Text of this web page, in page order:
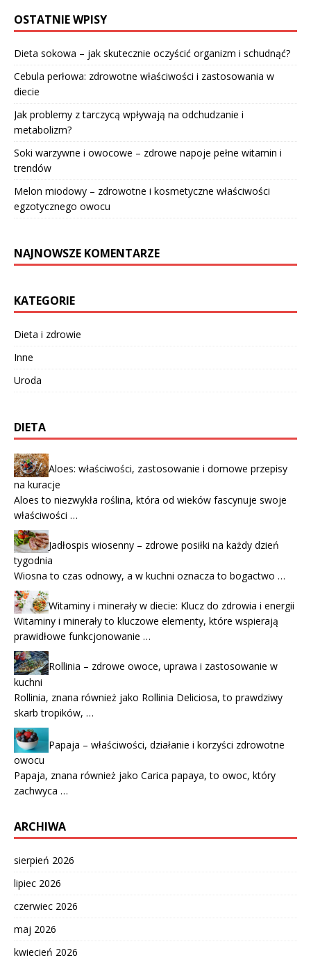
OSTATNIE WPISY
Dieta sokowa – jak skutecznie oczyścić organizm i schudnąć?
Cebula perłowa: zdrowotne właściwości i zastosowania w
diecie
Jak problemy z tarczycą wpływają na odchudzanie i
metabolizm?
Soki warzywne i owocowe – zdrowe napoje pełne witamin i
trendów
Melon miodowy – zdrowotne i kosmetyczne właściwości
egzotycznego owocu
NAJNOWSZE KOMENTARZE
KATEGORIE
Dieta i zdrowie
Inne
Uroda
DIETA
Aloes: właściwości, zastosowanie i domowe przepisy
na kuracje
Aloes to niezwykła roślina, która od wieków fascynuje swoje
właściwości …
Jadłospis wiosenny – zdrowe posiłki na każdy dzień
tygodnia
Wiosna to czas odnowy, a w kuchni oznacza to bogactwo …
Witaminy i minerały w diecie: Klucz do zdrowia i energii
Witaminy i minerały to kluczowe elementy, które wspierają
prawidłowe funkcjonowanie …
Rollinia – zdrowe owoce, uprawa i zastosowanie w
kuchni
Rollinia, znana również jako Rollinia Deliciosa, to prawdziwy
skarb tropików, …
Papaja – właściwości, działanie i korzyści zdrowotne
owocu
Papaja, znana również jako Carica papaya, to owoc, który
zachwyca …
ARCHIWA
sierpień 2026
lipiec 2026
czerwiec 2026
maj 2026
kwiecień 2026